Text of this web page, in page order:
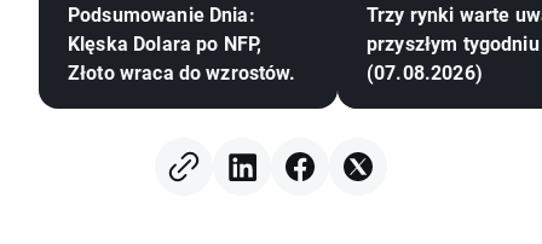
Podsumowanie Dnia:
Klęska Dolara po NFP,
Złoto wraca do wzrostów.
Trzy rynki warte
przyszłym tygodniu
(07.08.2026)